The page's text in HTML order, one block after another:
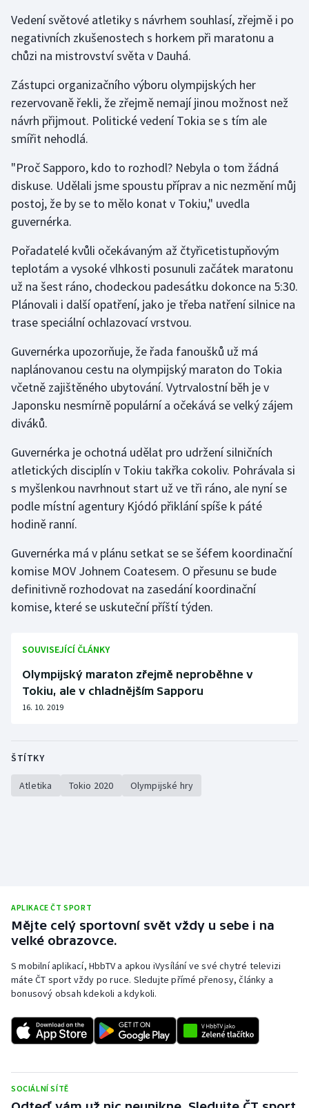
Motorsport
Olympijské hry
Parasport
Plavání
Plážový volejbal
Ragby
Rychlobruslení
Rychlostní kanoistika
Short track
Sportovní střelba
Stolní tenis
Triatlon
Veslování
Vodní slalom
Volejbal
Ostatní
Vedení světové atletiky s návrhem souhlasí, zřejmě i po
negativních zkušenostech s horkem při maratonu a
chůzi na mistrovství světa v Dauhá.
Zástupci organizačního výboru olympijských her
rezervovaně řekli, že zřejmě nemají jinou možnost než
návrh přijmout. Politické vedení Tokia se s tím ale
smířit nehodlá.
"Proč Sapporo, kdo to rozhodl? Nebyla o tom žádná
diskuse. Udělali jsme spoustu příprav a nic nezmění můj
postoj, že by se to mělo konat v Tokiu," uvedla
guvernérka.
Pořadatelé kvůli očekávaným až čtyřicetistupňovým
teplotám a vysoké vlhkosti posunuli začátek maratonu
už na šest ráno, chodeckou padesátku dokonce na 5:30.
Plánovali i další opatření, jako je třeba natření silnice na
trase speciální ochlazovací vrstvou.
Guvernérka upozorňuje, že řada fanoušků už má
naplánovanou cestu na olympijský maraton do Tokia
včetně zajištěného ubytování. Vytrvalostní běh je v
Japonsku nesmírně populární a očekává se velký zájem
diváků.
Guvernérka je ochotná udělat pro udržení silničních
atletických disciplín v Tokiu takřka cokoliv. Pohrávala si
s myšlenkou navrhnout start už ve tři ráno, ale nyní se
podle místní agentury Kjódó přiklání spíše k páté
hodině ranní.
Guvernérka má v plánu setkat se se šéfem koordinační
komise MOV Johnem Coatesem. O přesunu se bude
definitivně rozhodovat na zasedání koordinační
komise, které se uskuteční příští týden.
SOUVISEJÍCÍ ČLÁNKY
Olympijský maraton zřejmě neproběhne v
Tokiu, ale v chladnějším Sapporu
16. 10. 2019
ŠTÍTKY
Atletika Tokio 2020 Olympijské hry
APLIKACE ČT SPORT
Mějte celý sportovní svět vždy u sebe i na
velké obrazovce.
S mobilní aplikací, HbbTV a apkou iVysílání ve své chytré televizi
máte ČT sport vždy po ruce. Sledujte přímé přenosy, články a
bonusový obsah kdekoli a kdykoli.
SOCIÁLNÍ SÍTĚ